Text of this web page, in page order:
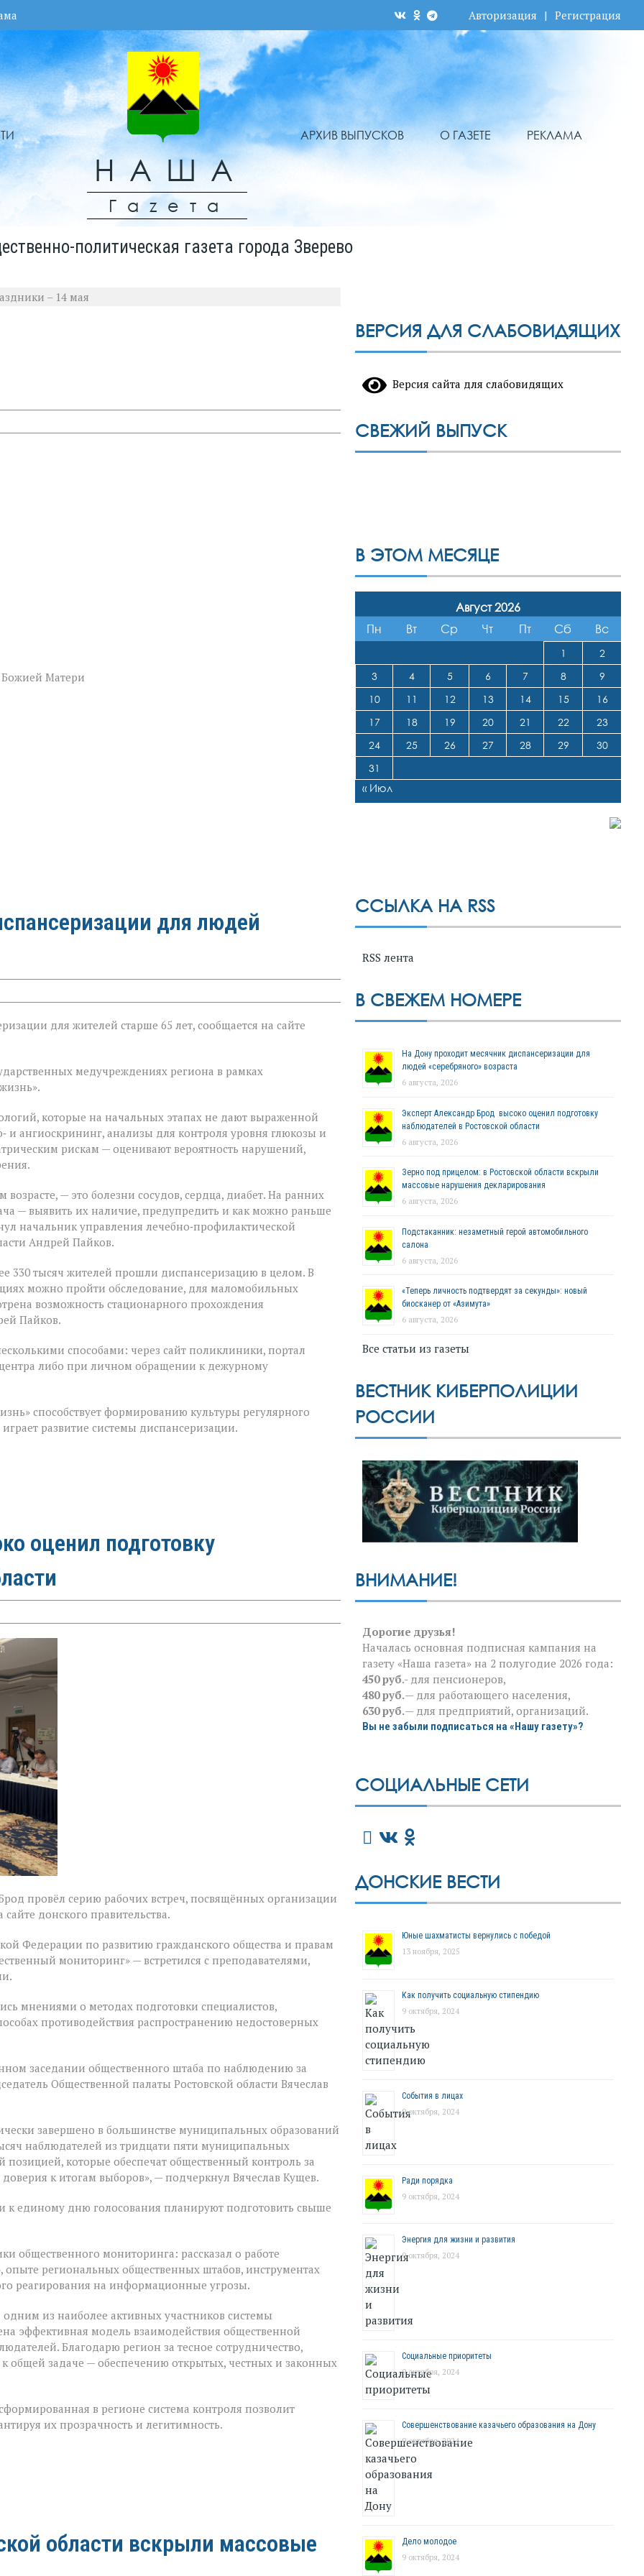
Авторизация | Регистрация
НАША
Гаzета
АРХИВ ВЫПУСКОВ О ГАЗЕТЕ РЕКЛАМА
политическая газета города Зверево
– 14 мая
Матери
для людей
для жителей старше 65 лет, сообщается на сайте
медучреждениях региона в рамках
которые на начальных этапах не дают выраженной
и ангиоскрининг, анализы для контроля уровня глюкозы и
рискам — оценивают вероятность нарушений,
— это болезни сосудов, сердца, диабет. На ранних
— выявить их наличие, предупредить и как можно раньше
начальник управления лечебно‑профилактической
Андрей Пайков.
330 тысяч жителей прошли диспансеризацию в целом. В
можно пройти обследование, для маломобильных
возможность стационарного прохождения
Пайков.
способами: через сайт поликлиники, портал
либо при личном обращении к дежурному
способствует формированию культуры регулярного
развитие системы диспансеризации.
оценил подготовку
провёл серию рабочих встреч, посвящённых организации
донского правительства.
Федерации по развитию гражданского общества и правам
мониторинг» — встретился с преподавателями,
мнениями о методах подготовки специалистов,
противодействия распространению недостоверных
заседании общественного штаба по наблюдению за
Общественной палаты Ростовской области Вячеслав
завершено в большинстве муниципальных образований
наблюдателей из тридцати пяти муниципальных
которые обеспечат общественный контроль за
к итогам выборов», — подчеркнул Вячеслав Кущев.
к единому дню голосования планируют подготовить свыше
общественного мониторинга: рассказал о работе
региональных общественных штабов, инструментах
реагирования на информационные угрозы.
одним из наиболее активных участников системы
эффективная модель взаимодействия общественной
Благодарю регион за тесное сотрудничество,
общей задаче — обеспечению открытых, честных и законных
в регионе система контроля позволит
их прозрачность и легитимность.
области вскрыли массовые
ВЕРСИЯ ДЛЯ СЛАБОВИДЯЩИХ
Версия сайта для слабовидящих
СВЕЖИЙ ВЫПУСК
В ЭТОМ МЕСЯЦЕ
Август 2026
Пн
Вт Ср Чт Пт Сб Вс
1
2
3
4 5 6 7 8
9
10
11 12 13 14 15
16
17
18 19 20 21 22
23
24
25 26 27 28 29
30
31
« Июл
ССЫЛКА НА RSS
RSS лента
В СВЕЖЕМ НОМЕРЕ
На Дону проходит месячник диспансеризации для
людей «серебряного» возраста
6 августа, 2026
Эксперт Александр Брод высоко оценил подготовку
наблюдателей в Ростовской области
6 августа, 2026
Зерно под прицелом: в Ростовской области вскрыли
массовые нарушения декларирования
6 августа, 2026
Подстаканник: незаметный герой автомобильного
салона
6 августа, 2026
«Теперь личность подтвердят за секунды»: новый
биосканер от «Азимута»
6 августа, 2026
Все статьи из газеты
ВЕСТНИК КИБЕРПОЛИЦИИ
РОССИИ
ВНИМАНИЕ!
Дорогие друзья!
Началась основная подписная кампания на
газету «Наша газета» на 2 полугодие 2026 года:
450 руб.- для пенсионеров,
480 руб.— для работающего населения,
630 руб.— для предприятий, организаций.
Вы не забыли подписаться на «Нашу газету»?
СОЦИАЛЬНЫЕ СЕТИ
ДОНСКИЕ ВЕСТИ
Юные шахматисты вернулись с победой
13 ноября, 2025
Как получить социальную стипендию
9 октября, 2024
События в лицах
9 октября, 2024
Ради порядка
9 октября, 2024
Энергия для жизни и развития
9 октября, 2024
Социальные приоритеты
9 октября, 2024
Совершенствование казачьего образования на Дону
9 октября, 2024
Дело молодое
9 октября, 2024